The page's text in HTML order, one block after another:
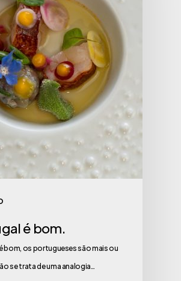
é bom.
bom, os portugueses são mais ou
se trata de uma analogia…